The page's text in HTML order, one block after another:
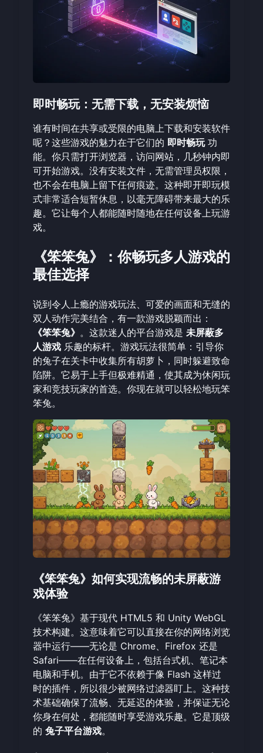
即时畅玩：无需下载，无安装烦恼
谁有时间在共享或受限的电脑上下载和安装软件
呢？这些游戏的魅力在于它们的 即时畅玩功
能。你只需打开浏览器，访问网站，几秒钟内即
可开始游戏。没有安装文件，无需管理员权限，
也不会在电脑上留下任何痕迹。这种即开即玩模
式非常适合短暂休息，以毫无障碍带来最大的乐
趣。它让每个人都能随时随地在任何设备上玩游
戏。
《笨笨兔》：你畅玩多人游戏的
最佳选择
说到令人上瘾的游戏玩法、可爱的画面和无缝的
双人动作完美结合，有一款游戏脱颖而出：
《笨笨兔》 。这款迷人的平台游戏是 未屏蔽多
人游戏 乐趣的标杆。游戏玩法很简单：引导你
的兔子在关卡中收集所有胡萝卜，同时躲避致命
陷阱。它易于上手但极难精通，使其成为休闲玩
家和竞技玩家的首选。你现在就可以轻松地玩笨
笨兔。
《笨笨兔》如何实现流畅的未屏蔽游
戏体验
《笨笨兔》基于现代 HTML5 和 Unity WebGL
技术构建。这意味着它可以直接在你的网络浏览
器中运行——无论是 Chrome、Firefox 还是
Safari——在任何设备上，包括台式机、笔记本
电脑和手机。由于它不依赖于像 Flash 这样过
时的插件，所以很少被网络过滤器盯上。这种技
术基础确保了流畅、无延迟的体验，并保证无论
你身在何处，都能随时享受游戏乐趣。它是顶级
的 兔子平台游戏。